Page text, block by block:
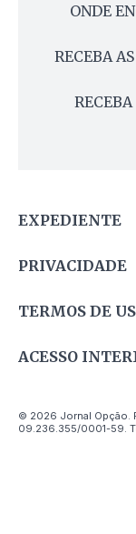
ONDE
RECEBA
EXPEDIENTE
PRIVACIDADE
TERMOS DE
ACESSO
© 2026 Jornal Opção.
09.236.355/0001-59.